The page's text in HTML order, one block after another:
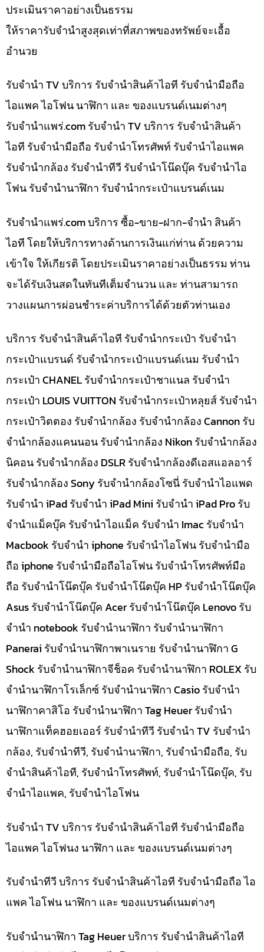
ประเมินราคาอย่างเป็นธรรม
ให้ราคารับจำนำสูงสุดเท่าที่สภาพของทรัพย์จะเอื้อ
อำนวย
รับจำนำ TV บริการ รับจำนำสินค้าไอที รับจำนำมือถือ
ไอแพค ไอโฟน นาฬิกา และ ของแบรนด์เนมต่างๆ
รับจํานําแพร่.com รับจำนำ TV บริการ รับจำนำสินค้า
ไอที รับจำนำมือถือ รับจำนำโทรศัพท์ รับจำนำไอแพค
รับจำนำกล้อง รับจำนำทีวี รับจำนำโน๊ดบุ๊ค รับจำนำไอ
โฟน รับจำนำนาฬิกา รับจำนำกระเป๋าแบรนด์เนม
รับจํานําแพร่.com บริการ ซื้อ-ขาย-ฝาก-จำนำ สินค้า
ไอที โดยให้บริการทางด้านการเงินแก่ท่าน ด้วยความ
เข้าใจ ให้เกียรติ โดยประเมินราคาอย่างเป็นธรรม ท่าน
จะได้รับเงินสดในทันทีเต็มจำนวน และ ท่านสามารถ
วางแผนการผ่อนชำระค่าบริการได้ด้วยตัวท่านเอง
บริการ รับจำนำสินค้าไอที รับจำนำกระเป๋า รับจำนำ
กระเป๋าแบรนด์ รับจำนำกระเป๋าแบรนด์เนม รับจำนำ
กระเป๋า CHANEL รับจำนำกระเป๋าชาแนล รับจำนำ
กระเป๋า LOUIS VUITTON รับจำนำกระเป๋าหลุยส์ รับจำนำ
กระเป๋าวิตตอง รับจำนำกล้อง รับจำนำกล้อง Cannon รับ
จำนำกล้องแคนนอน รับจำนำกล้อง Nikon รับจำนำกล้อง
นิคอน รับจำนำกล้อง DSLR รับจำนำกล้องดีเอสแอลอาร์
รับจำนำกล้อง Sony รับจำนำกล้องโซนี่ รับจำนำไอแพด
รับจำนำ iPad รับจำนำ iPad Mini รับจำนำ iPad Pro รับ
จำนำแม็คบุ๊ค รับจำนำไอแม็ค รับจำนำ Imac รับจำนำ
Macbook รับจำนำ iphone รับจำนำไอโฟน รับจำนำมือ
ถือ iphone รับจำนำมือถือไอโฟน รับจำนำโทรศัพท์มือ
ถือ รับจำนำโน๊ตบุ๊ค รับจำนำโน๊ตบุ๊ค HP รับจำนำโน๊ตบุ๊ค
Asus รับจำนำโน๊ตบุ๊ค Acer รับจำนำโน๊ตบุ๊ค Lenovo รับ
จำนำ notebook รับจำนำนาฬิกา รับจำนำนาฬิกา
Panerai รับจำนำนาฬิกาพาเนราย รับจำนำนาฬิกา G
Shock รับจำนำนาฬิกาจีช็อค รับจำนำนาฬิกา ROLEX รับ
จำนำนาฬิกาโรเล็กซ์ รับจำนำนาฬิกา Casio รับจำนำ
นาฬิกาคาสิโอ รับจำนำนาฬิกา Tag Heuer รับจำนำ
นาฬิกาแท็คฮอยเออร์ รับจำนำทีวี รับจำนำ TV รับจำนำ
กล้อง, รับจำนำทีวี, รับจำนำนาฬิกา, รับจำนำมือถือ, รับ
จำนำสินค้าไอที, รับจำนำโทรศัพท์, รับจำนำโน๊ดบุ๊ค, รับ
จำนำไอแพค, รับจำนำไอโฟน
รับจำนำ TV บริการ รับจำนำสินค้าไอที รับจำนำมือถือ
ไอแพค ไอโฟนง นาฬิกา และ ของแบรนด์เนมต่างๆ
รับจำนำทีวี บริการ รับจำนำสินค้าไอที รับจำนำมือถือ ไอ
แพค ไอโฟน นาฬิกา และ ของแบรนด์เนมต่างๆ
รับจำนำนาฬิกา Tag Heuer บริการ รับจำนำสินค้าไอที